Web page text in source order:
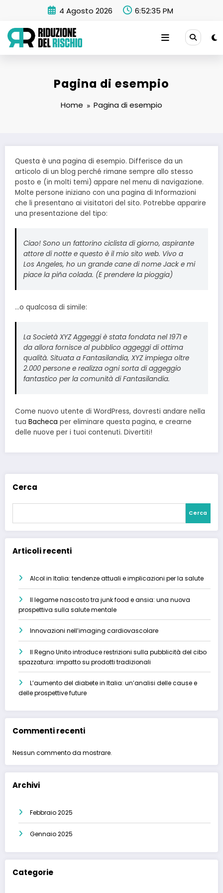
4 Agosto 2026 6:52:35 PM
Pagina di esempio
Home Pagina di esempio
Questa è una pagina di esempio. Differisce da un
articolo di un blog perché rimane sempre allo stesso
posto e (in molti temi) appare nel menu di navigazione.
Molte persone iniziano con una pagina di Informazioni
che li presentano ai visitatori del sito. Potrebbe apparire
una presentazione del tipo:
Ciao! Sono un fattorino ciclista di giorno, aspirante
attore di notte e questo è il mio sito web. Vivo a
Los Angeles, ho un grande cane di nome Jack e mi
piace la piña colada. (E prendere la pioggia)
…o qualcosa di simile:
La Società XYZ Aggeggi è stata fondata nel 1971 e
da allora fornisce al pubblico aggeggi di ottima
qualità. Situata a Fantasilandia, XYZ impiega oltre
2.000 persone e realizza ogni sorta di aggeggio
fantastico per la comunità di Fantasilandia.
Come nuovo utente di WordPress, dovresti andare nella
tua Bacheca per eliminare questa pagina, e crearne
delle nuove per i tuoi contenuti. Divertiti!
Cerca
Cerca
Articoli recenti
Alcol in Italia: tendenze attuali e implicazioni per la salute
Il legame nascosto tra junk food e ansia: una nuova
prospettiva sulla salute mentale
Innovazioni nell’imaging cardiovascolare
Il Regno Unito introduce restrizioni sulla pubblicità del cibo
spazzatura: impatto su prodotti tradizionali
L’aumento del diabete in Italia: un’analisi delle cause e
delle prospettive future
Commenti recenti
Nessun commento da mostrare.
Archivi
Febbraio 2025
Gennaio 2025
Categorie